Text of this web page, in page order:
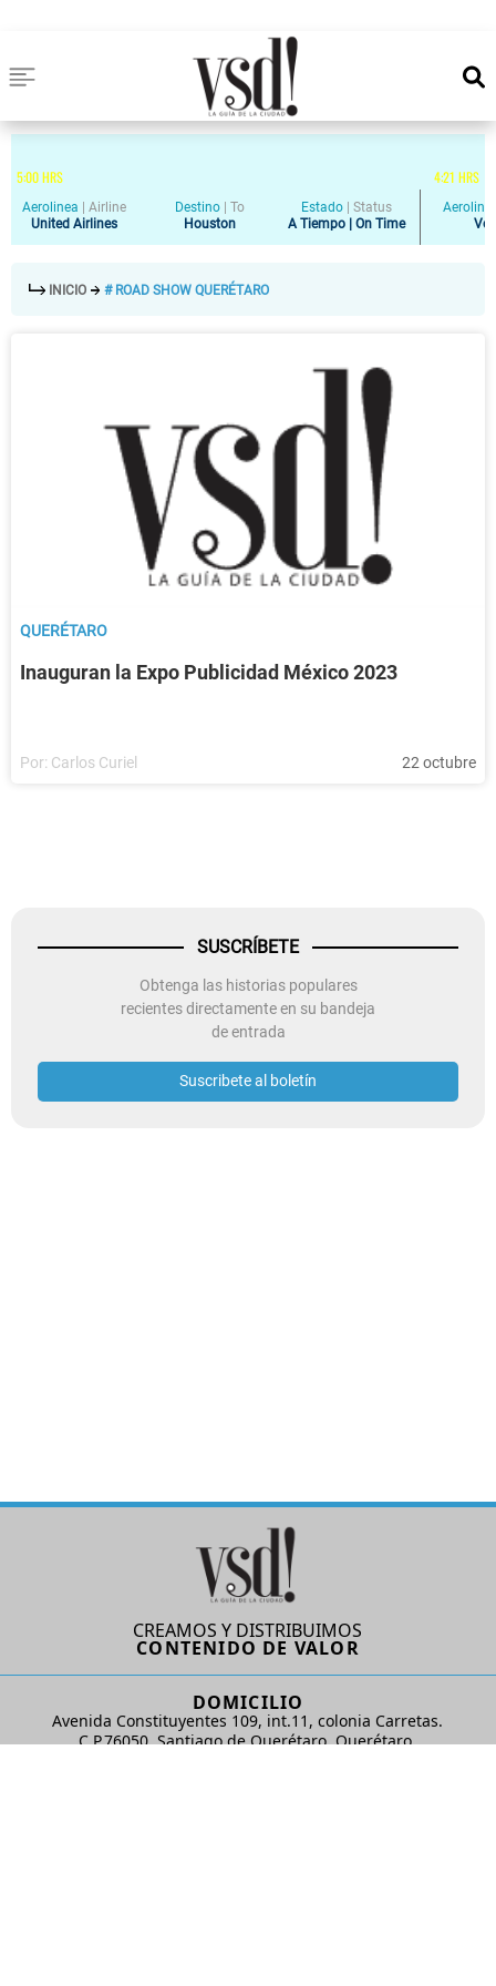
5:00HRS 4:21 HRS
Aerolinea
Airline
United Airlines
Destino
To
Houston
Estado
Status
A Tiempo | On Time
INICIO # ROAD SHOW QUERÉTARO
QUERÉTARO
Inauguran la Expo Publicidad México 2023
Por: Carlos Curiel 22 octubre
SUSCRÍBETE
Obtenga las historias populares
recientes directamente en su bandeja
de entrada
Suscribete al boletín
CREAMOS Y DISTRIBUIMOS
CONTENIDO DE VALOR
DOMICILIO
Avenida Constituyentes 109, int.11, colonia Carretas.
C.P.76050. Santiago de Querétaro, Querétaro.